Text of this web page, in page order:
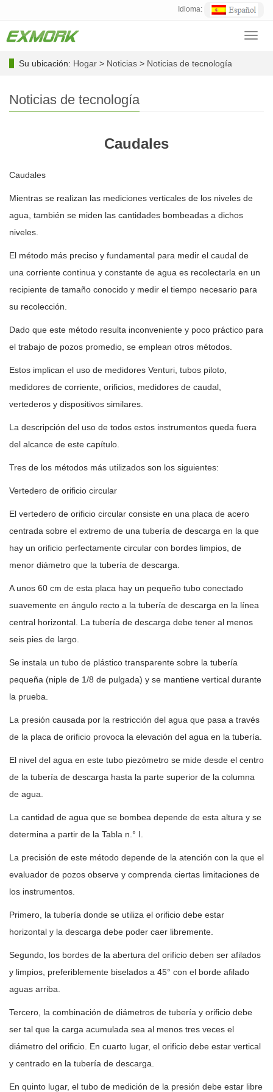
Idioma:
Su ubicación: Hogar > Noticias > Noticias de tecnología
Noticias de tecnología
Caudales
Caudales
Mientras se realizan las mediciones verticales de los niveles de
agua, también se miden las cantidades bombeadas a dichos
niveles.
El método más preciso y fundamental para medir el caudal de
una corriente continua y constante de agua es recolectarla en un
recipiente de tamaño conocido y medir el tiempo necesario para
su recolección.
Dado que este método resulta inconveniente y poco práctico para
el trabajo de pozos promedio, se emplean otros métodos.
Estos implican el uso de medidores Venturi, tubos piloto,
medidores de corriente, orificios, medidores de caudal,
vertederos y dispositivos similares.
La descripción del uso de todos estos instrumentos queda fuera
del alcance de este capítulo.
Tres de los métodos más utilizados son los siguientes:
Vertedero de orificio circular
El vertedero de orificio circular consiste en una placa de acero
centrada sobre el extremo de una tubería de descarga en la que
hay un orificio perfectamente circular con bordes limpios, de
menor diámetro que la tubería de descarga.
A unos 60 cm de esta placa hay un pequeño tubo conectado
suavemente en ángulo recto a la tubería de descarga en la línea
central horizontal. La tubería de descarga debe tener al menos
seis pies de largo.
Se instala un tubo de plástico transparente sobre la tubería
pequeña (niple de 1/8 de pulgada) y se mantiene vertical durante
la prueba.
La presión causada por la restricción del agua que pasa a través
de la placa de orificio provoca la elevación del agua en la tubería.
El nivel del agua en este tubo piezómetro se mide desde el centro
de la tubería de descarga hasta la parte superior de la columna
de agua.
La cantidad de agua que se bombea depende de esta altura y se
determina a partir de la Tabla n.° I.
La precisión de este método depende de la atención con la que el
evaluador de pozos observe y comprenda ciertas limitaciones de
los instrumentos.
Primero, la tubería donde se utiliza el orificio debe estar
horizontal y la descarga debe poder caer libremente.
Segundo, los bordes de la abertura del orificio deben ser afilados
y limpios, preferiblemente biselados a 45° con el borde afilado
aguas arriba.
Tercero, la combinación de diámetros de tubería y orificio debe
ser tal que la carga acumulada sea al menos tres veces el
diámetro del orificio. En cuarto lugar, el orificio debe estar vertical
y centrado en la tubería de descarga.
En quinto lugar, el tubo de medición de la presión debe estar libre